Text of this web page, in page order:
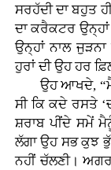
ਸਰਹੱਦੀ ਦਾ ਬਹੁਤ
ਦਾ ਕਰੈਕਟਰ
ਉਨ੍ਹਾਂ ਨਾਲ
ਹੁਰਾਂ ਦੀ ਉਹ ਹਰ
ਉਹ ਆਖਦੇ, “ਮੈਂ
ਸੀ ਕਿ ਕਦੇ ਰਸਤੇ
ਸ਼ਰਾਬ ਪੀਂਦੇ ਸਮੇਂ
ਲੱਗਾ ਉਹ ਸਭ ਕੁਝ
ਨਹੀਂ ਚੱਲਣੀ।